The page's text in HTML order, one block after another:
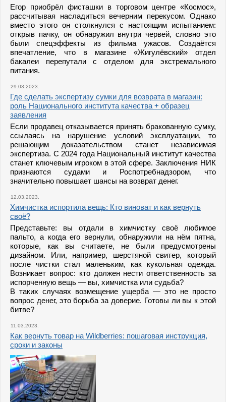
Егор приобрёл фисташки в торговом центре «Космос»,
рассчитывая насладиться вечерним перекусом. Однако
вместо этого он столкнулся с настоящим испытанием:
открыв пачку, он обнаружил внутри червей, словно это
были спецэффекты из фильма ужасов. Создаётся
впечатление, что в магазине «Жигулёвский» отдел
бакалеи перепутали с отделом для экстремального
питания.
29.03.2023.
Где сделать экспертизу сумки для возврата в магазин:
роль Национального института качества + образец
заявления
Если продавец отказывается принять бракованную сумку,
ссылаясь на нарушение условий эксплуатации, то
решающим доказательством станет независимая
экспертиза. С 2024 года Национальный институт качества
станет ключевым игроком в этой сфере. Заключения НИК
признаются судами и Роспотребнадзором, что
значительно повышает шансы на возврат денег.
12.03.2023.
Химчистка испортила вещь: Кто виноват и как вернуть
своё?
Представьте: вы отдали в химчистку своё любимое
пальто, а когда его вернули, обнаружили на нём пятна,
которые, как вы считаете, не были предусмотрены
дизайном. Или, например, шерстяной свитер, который
после чистки стал маленьким, как кукольная одежда.
Возникает вопрос: кто должен нести ответственность за
испорченную вещь — вы, химчистка или судьба?
В таких случаях возмещение ущерба — это не просто
вопрос денег, это борьба за доверие. Готовы ли вы к этой
битве?
11.03.2023.
Как вернуть товар на Wildberries: пошаговая инструкция,
сроки и законы